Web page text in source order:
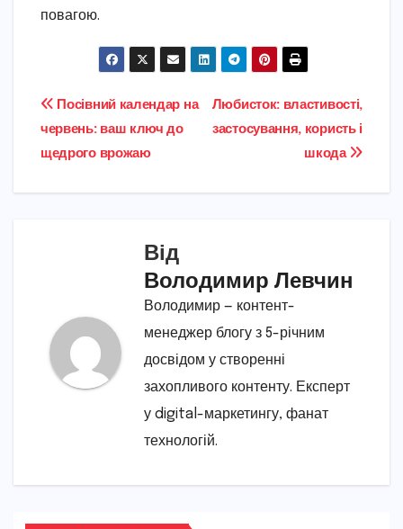
повагою.
Навігація
записів
Любисток: властивості,
застосування, користь і
шкода
Посівний календар на
червень: ваш ключ до
щедрого врожаю
Від
Володимир Левчин
Володимир — контент-
менеджер блогу з 5-річним
досвідом у створенні
захопливого контенту. Експерт
у digital-маркетингу, фанат
технологій.